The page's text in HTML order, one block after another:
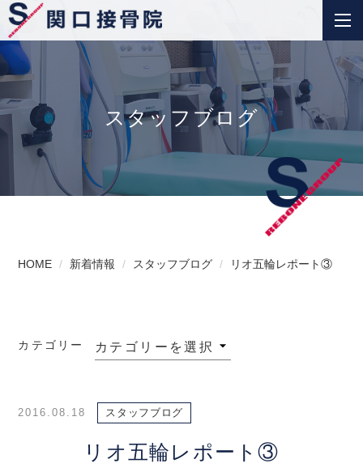
スタッフブログ
HOME 新着情報 スタッフブログ リオ五輪レポート③
カテゴリー
2016.08.18 スタッフブログ
リオ五輪レポート③